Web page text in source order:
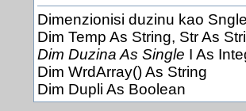
Dimenzionisi duzinu kao
Dim Temp As String, Str As
Dim Duzina As Single I As
Dim WrdArray() As String
Dim Dupli As Boolean